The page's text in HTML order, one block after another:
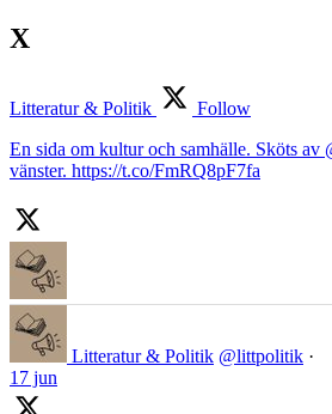
X
Litteratur & Politik
Follow
En sida om kultur och samhälle. Sköts av
vänster. https://t.co/FmRQ8pF7fa
Litteratur & Politik @littpolitik ·
17 jun